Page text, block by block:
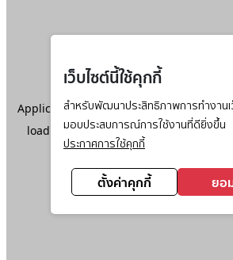
เว็บไซต์นี้ใช้คุกกี้
สำหรับพัฒนาประสิทธิภาพการทำงานเ
มอบประสบการณ์การใช้งานที่ดียิ่งขึ้น
ประกาศการใช้คุกกี้
ตั้งค่าคุกกี้ ยอ
Application error: aclient-side
loadingwww.ktc.co.th(see the
information).